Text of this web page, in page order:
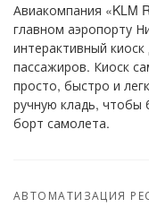
Авиакомпания «KLM
главном аэропорту
интерактивный
пассажиров. Киоск
просто, быстро и
ручную кладь, чтобы
борт самолета.
АВТОМАТИЗАЦИЯ